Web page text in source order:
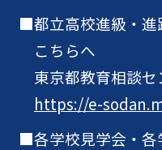
都立高校進級・
こちらへ
東京都教育相談セ
https://e-
各学校見学会・